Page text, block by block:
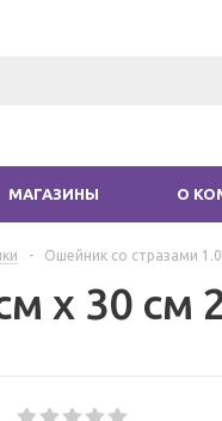
МАГАЗИНЫ О
- Ошейник со стразами 1.0
х 30 см